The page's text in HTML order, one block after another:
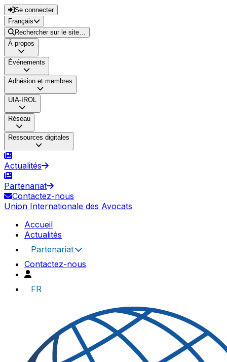
Se connecter
Français
Rechercher sur le site…
À propos
Événements
Adhésion et membres
UIA-IROL
Réseau
Ressources digitales
Actualités
Partenariat
Contactez-nous
Union Internationale des Avocats
Accueil
Actualités
Partenariat
Contactez-nous
FR